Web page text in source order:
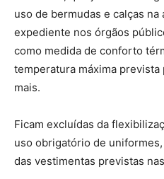
uso de bermudas e calças
expediente nos órgãos
como medida de conforto
temperatura máxima prevista
mais.
Ficam excluídas da
uso obrigatório de
das vestimentas previstas